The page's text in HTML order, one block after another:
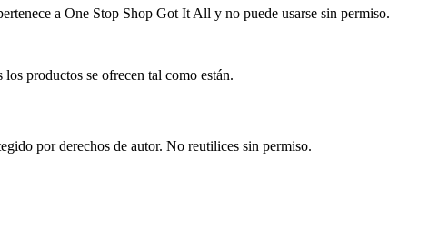
a One Stop Shop Got It All y no puede usarse sin permiso.
productos se ofrecen tal como están.
por derechos de autor. No reutilices sin permiso.